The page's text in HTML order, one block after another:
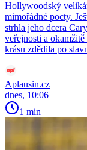
Hollywoodský
mimořádné pocty.
strhla jeho dcera
veřejnosti a
krásu zdědila po
Aplausin.cz
dnes, 10:06
1 min